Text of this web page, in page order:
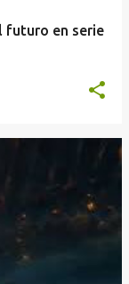
futuro en serie